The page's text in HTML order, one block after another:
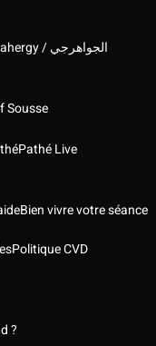
El Gawahergy / الجواهرجي
Sousse
Pathé Live
Bien vivre votre séance
Politique CVD
?